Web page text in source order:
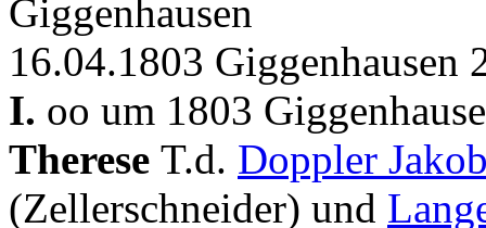
Giggenhausen
16.04.1803 Giggenhausen
I. oo um 1803
Therese T.d. Doppler
(Zellerschneider) und